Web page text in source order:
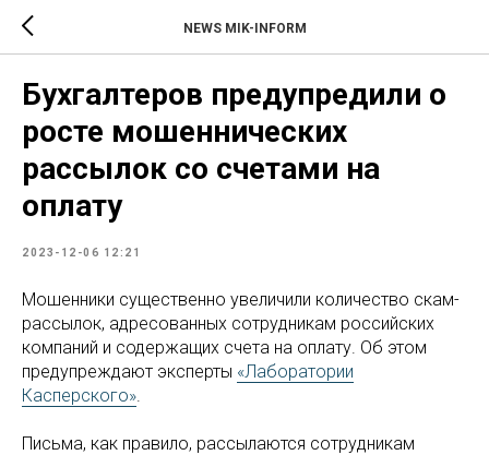
NEWS MIK-INFORM
Бухгалтеров предупредили о
росте мошеннических
рассылок со счетами на
оплату
2023-12-06 12:21
Мошенники существенно увеличили количество скам-
рассылок, адресованных сотрудникам российских
компаний и содержащих счета на оплату. Об этом
предупреждают эксперты «Лаборатории
Касперского».
Письма, как правило, рассылаются сотрудникам